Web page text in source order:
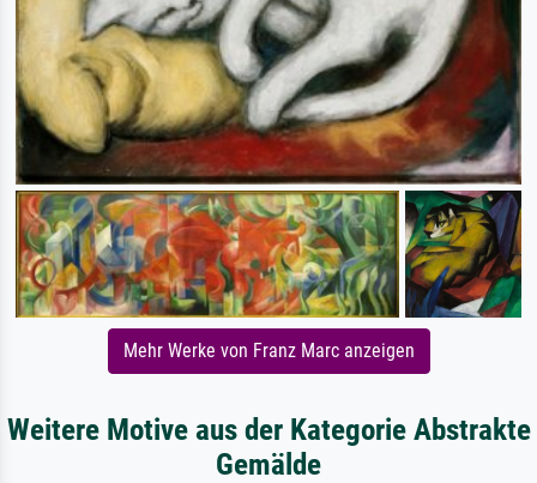
Mehr Werke von Franz Marc anzeigen
Weitere Motive aus der Kategorie Abstrakte
Gemälde